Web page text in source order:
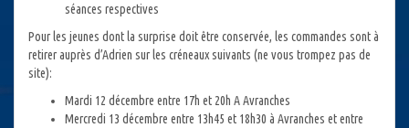
séances respectives
Pour les jeunes dont la surprise doit être conservée, les commandes sont à
retirer auprès d’Adrien sur les créneaux suivants (ne vous trompez pas de
site):
Mardi 12 décembre entre 17h et 20h A Avranches
Mercredi 13 décembre entre 13h45 et 18h30 à Avranches et entre